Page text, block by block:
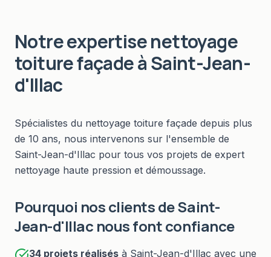
Notre expertisenettoyage
toiture façadeàSaint-Jean-
d'Illac
Spécialistes du nettoyage toiture façade depuis plus
de 10 ans, nous intervenons sur l'ensemble de
Saint-Jean-d'Illac pour tous vos projets de expert
nettoyage haute pression et démoussage.
Pourquoi nos clients deSaint-
Jean-d'Illac nous font confiance
34 projets réalisés à Saint-Jean-d'Illac avec une